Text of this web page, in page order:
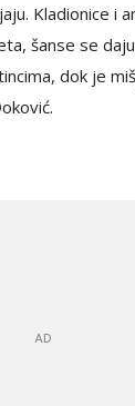
Kladionice i
šanse se
dok je